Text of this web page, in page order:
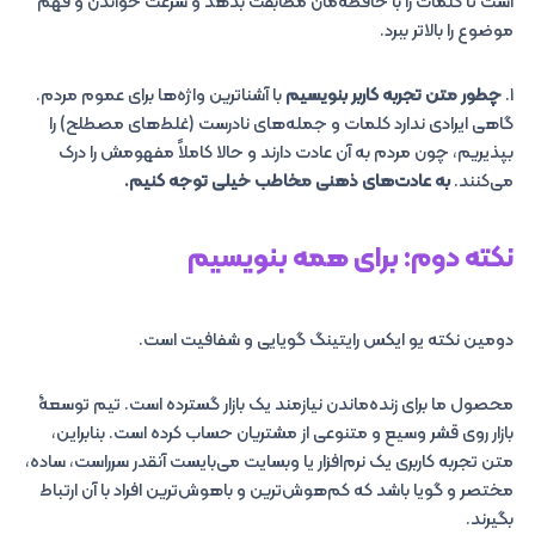
موضوع را بالاتر ببرد.
۱. چطور متن تجربه کاربر بنویسیمبا آشناترین واژه‌ها برای عموم مردم.
گاهی ایرادی ندارد کلمات و جمله‌های نادرست (غلط‌های مصطلح) را
بپذیریم، چون مردم به آن عادت دارند و حالا کاملاً مفهومش را درک
می‌کنند.به عادت‌های ذهنی مخاطب خیلی توجه کنیم.
نکته دوم: برای همه بنویسیم
دومین نکته یو ایکس رایتینگ گویایی و شفافیت است.
محصول ما برای زنده‌ماندن نیازمند یک بازار گسترده است. تیم توسعۀ
بازار روی قشر وسیع و متنوعی از مشتریان حساب کرده است. بنابراین،
متن تجربه کاربری یک نرم‌افزار یا وبسایت می‌بایست آنقدر سرراست، ساده،
مختصر و گویا باشد که کم‌هوش‌ترین و باهوش‌ترین افراد با آن ارتباط
بگیرند.